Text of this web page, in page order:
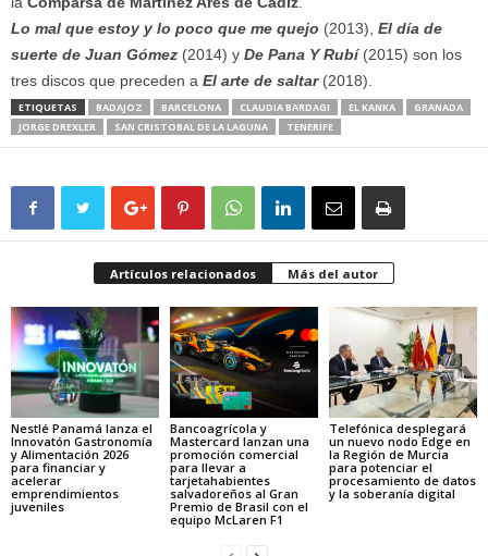
Lo mal que estoy y lo poco que me quejo (2013), El día de
suerte de Juan Gómez (2014) y De Pana Y Rubí(2015) son los
tres discos que preceden a El arte de saltar (2018).
ETIQUETAS BADAJOZ BARCELONA CLAUDIA BARDAGI EL KANKA
GRANADA
JORGE DREXLER
SAN CRISTOBAL DE LA LAGUNA TENERIFE
Artículos relacionados Más del autor
Nestlé Panamá lanza el
Innovatón Gastronomía
y Alimentación 2026
para financiar y
acelerar
emprendimientos
juveniles
Bancoagrícola y
Mastercard lanzan una
promoción comercial
para llevar a
tarjetahabientes
salvadoreños al Gran
Premio de Brasil con el
equipo McLaren F1
Telefónica desplegará
un nuevo nodo Edge en
la Región de Murcia
para potenciar el
procesamiento de datos
y la soberanía digital